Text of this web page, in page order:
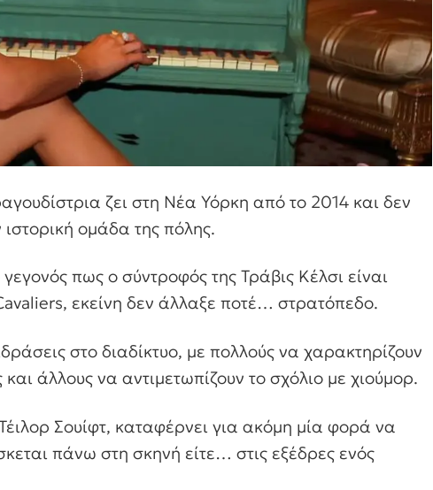
ζει στη Νέα Υόρκη από το 2014 και δεν
ομάδα της πόλης.
πως ο σύντροφός της Τράβις Κέλσι είναι
εκείνη δεν άλλαξε ποτέ… στρατόπεδο.
στο διαδίκτυο, με πολλούς να χαρακτηρίζουν
άλλους να αντιμετωπίζουν το σχόλιο με χιούμορ.
Σουίφτ, καταφέρνει για ακόμη μία φορά να
πάνω στη σκηνή είτε… στις εξέδρες ενός